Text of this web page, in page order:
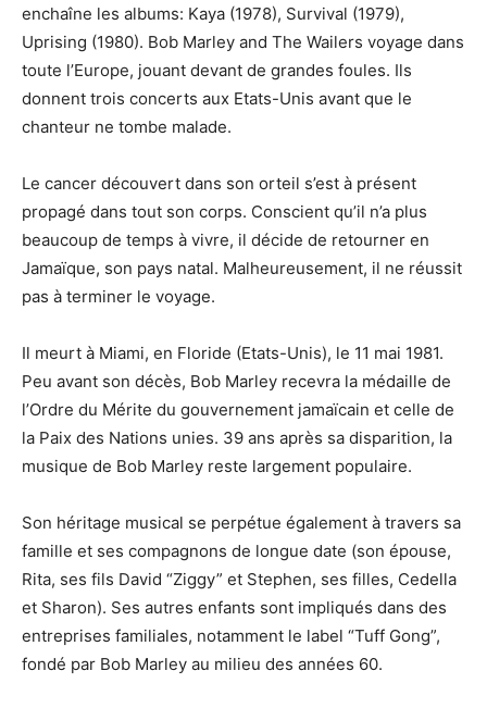
enchaîne les albums: Kaya (1978), Survival (1979),
Uprising (1980). Bob Marley and The Wailers voyage dans
toute l’Europe, jouant devant de grandes foules. Ils
donnent trois concerts aux Etats-Unis avant que le
chanteur ne tombe malade.
Le cancer découvert dans son orteil s’est à présent
propagé dans tout son corps. Conscient qu’il n’a plus
beaucoup de temps à vivre, il décide de retourner en
Jamaïque, son pays natal. Malheureusement, il ne réussit
pas à terminer le voyage.
Il meurt à Miami, en Floride (Etats-Unis), le 11 mai 1981.
Peu avant son décès, Bob Marley recevra la médaille de
l’Ordre du Mérite du gouvernement jamaïcain et celle de
la Paix des Nations unies. 39 ans après sa disparition, la
musique de Bob Marley reste largement populaire.
Son héritage musical se perpétue également à travers sa
famille et ses compagnons de longue date (son épouse,
Rita, ses fils David “Ziggy” et Stephen, ses filles, Cedella
et Sharon). Ses autres enfants sont impliqués dans des
entreprises familiales, notamment le label “Tuff Gong”,
fondé par Bob Marley au milieu des années 60.